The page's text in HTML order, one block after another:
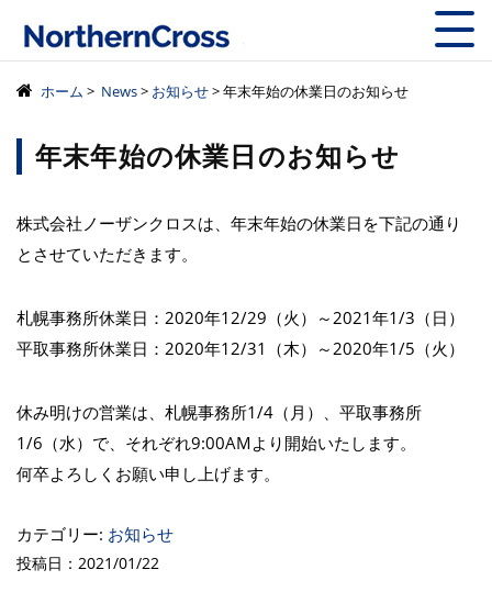
株式会社ノーザン
ホーム > News> お知らせ> 年末年始の休業日のお知らせ
年末年始の休業日のお知らせ
株式会社ノーザンクロスは、年末年始の休業日を下記の通り
とさせていただきます。
札幌事務所休業日：2020年12/29（火）～2021年1/3（日）
平取事務所休業日：2020年12/31（木）～2020年1/5（火）
休み明けの営業は、札幌事務所1/4（月）、平取事務所
1/6（水）で、それぞれ9:00AMより開始いたします。
何卒よろしくお願い申し上げます。
カテゴリー: お知らせ
投稿日：2021/01/22